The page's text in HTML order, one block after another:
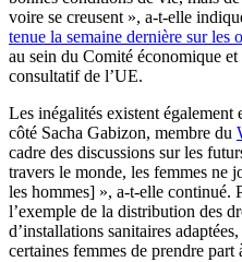
voire se creusent », a-t-elle
tenue la semaine dernière sur les
au sein du Comité économique
consultatif de l’UE.
Les inégalités existent également
côté Sacha Gabizon, membre du
cadre des discussions sur les
travers le monde, les femmes ne
les hommes] », a-t-elle continué.
l’exemple de la distribution des
d’installations sanitaires
certaines femmes de prendre part